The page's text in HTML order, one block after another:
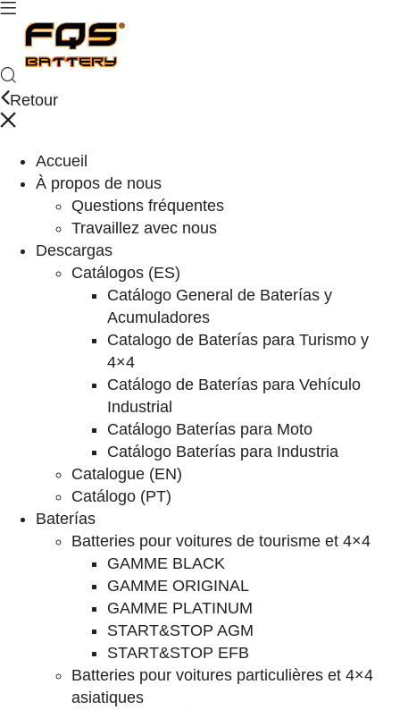
Retour
Accueil
À propos de nous
Questions fréquentes
Travaillez avec nous
Descargas
Catálogos (ES)
Catálogo General de Baterías y
Acumuladores
Catalogo de Baterías para Turismo y
4×4
Catálogo de Baterías para Vehículo
Industrial
Catálogo Baterías para Moto
Catálogo Baterías para Industria
Catalogue (EN)
Catálogo (PT)
Baterías
Batteries pour voitures de tourisme et 4×4
GAMME BLACK
GAMME ORIGINAL
GAMME PLATINUM
START&STOP AGM
START&STOP EFB
Batteries pour voitures particulières et 4×4
asiatiques